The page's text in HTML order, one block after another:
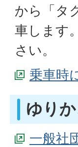
から「タ
車します
さい。
乗車時
ゆり
一般社